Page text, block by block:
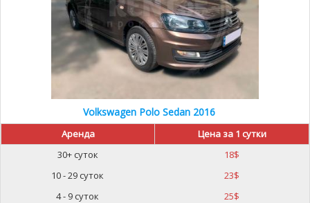
Volkswagen Polo Sedan 2016
Аренда
Цена за 1 сутки
30+ суток
18$
10 - 29 суток
23$
4 - 9 суток
25$